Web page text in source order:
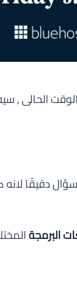
الحالى ,
دقيقًا
البرمجة